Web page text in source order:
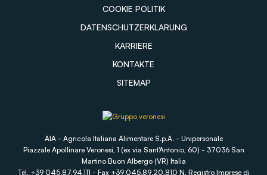
COOKIE POLITIK
DATENSCHUTZERKLARUNG
KARRIERE
KONTAKTE
SITEMAP
AIA - Agricola Italiana Alimentare S.p.A. - Unipersonale
Piazzale Apollinare Veronesi, 1 (ex via Sant'Antonio, 60) - 37036 San
Martino Buon Albergo (VR) Italia
Tel. +39 045.87.94.111 - Fax +39 045.89.20.810 N. Registro Imprese di